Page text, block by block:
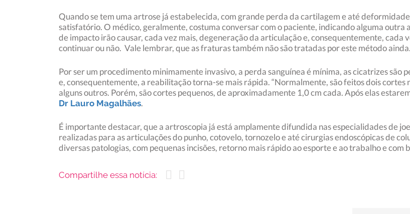
Quando se tem uma artrose já estabelecida, com grande perda da cartilagem e até
satisfatório. O médico, geralmente, costuma conversar com o paciente, indicando alguma
de impacto irão causar, cada vez mais, degeneração da articulação e, consequentemente, cada
continuar ou não. Vale lembrar, que as fraturas também não são tratadas por este método ainda.
Por ser um procedimento minimamente invasivo, a perda sanguínea é mínima, as cicatrizes são
e, consequentemente, a reabilitação torna-se mais rápida. “Normalmente, são feitos dois
alguns outros. Porém, são cortes pequenos, de aproximadamente 1,0 cm cada. Após elas
Dr Lauro Magalhães.
É importante destacar, que a artroscopia já está amplamente difundida nas especialidades de
realizadas para as articulações do punho, cotovelo, tornozelo e até cirurgias endoscópicas de
diversas patologias, com pequenas incisões, retorno mais rápido ao esporte e ao trabalho e com
Compartilhe essa notícia: